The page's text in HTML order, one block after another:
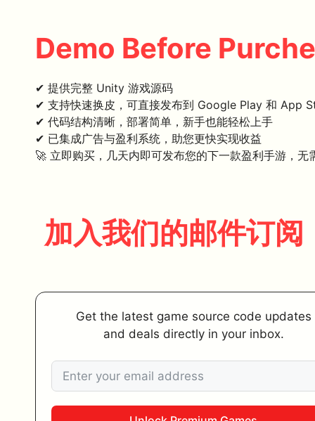
Demo Before
✔ 提供完整 Unity 游戏源码
✔ 支持快速换皮，可直接发布到 Google Play 和 App
✔ 代码结构清晰，部署简单，新手也能轻松上手
✔ 已集成广告与盈利系统，助您更快实现收益
🚀 立即购买，几天内即可发布您的下一款盈利手游，无
加入我们的邮件订阅
Get the latest game source code updates
and deals directly in your inbox.